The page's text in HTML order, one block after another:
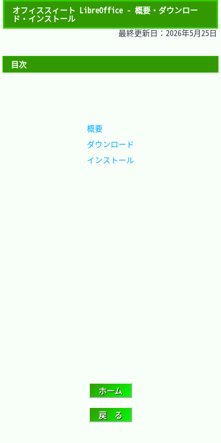
オフィススィート LibreOffice - 概要・ダウンロー
ド・インストール
最終更新日：2026年5月25日
目次
ダウンロード
インストール